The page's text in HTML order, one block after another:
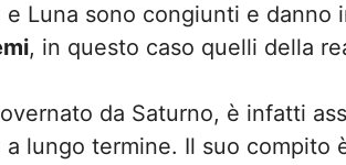
Luna sono congiunti e danno
, in questo caso quelli della
da Saturno, è infatti
lungo termine. Il suo compito